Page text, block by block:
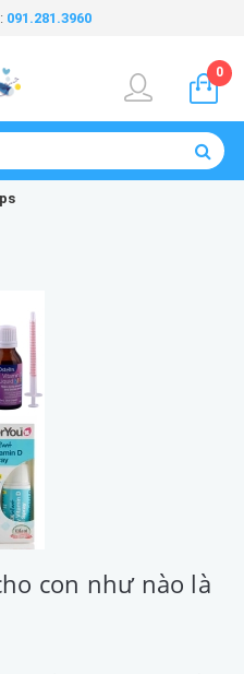
091.281.3960
0
con như nào là